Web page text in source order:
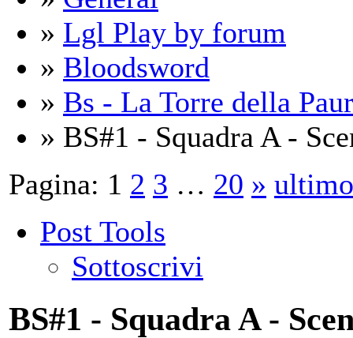
» Lgl Play by forum
» Bloodsword
» Bs - La Torre della
» BS#1 - Squadra A -
Pagina: 1 2 3 … 20 » ultimo
Post Tools
Sottoscrivi
BS#1 - Squadra A -